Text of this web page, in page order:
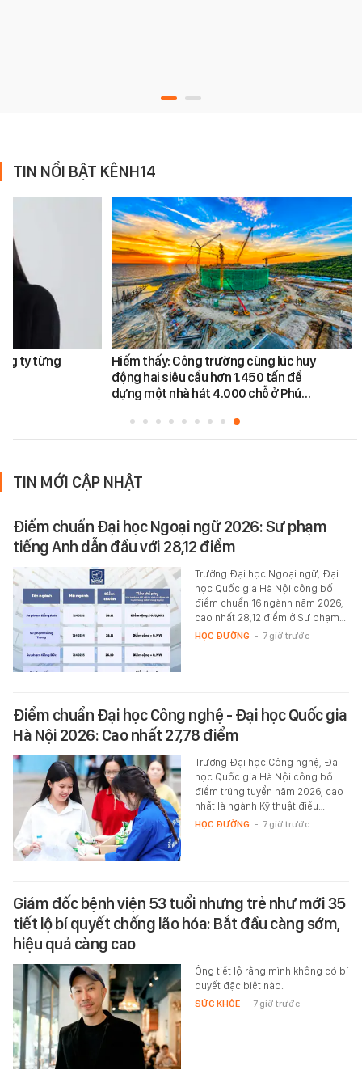
TIN NỔI BẬT KÊNH14
ty từng
Hiếm thấy: Công trường cùng lúc huy
động hai siêu cẩu hơn 1.450 tấn để
dựng một nhà hát 4.000 chỗ ở Phú…
TIN MỚI CẬP NHẬT
Điểm chuẩn Đại học Ngoại ngữ 2026: Sư phạm
tiếng Anh dẫn đầu với 28,12 điểm
Trường Đại học Ngoại ngữ, Đại
học Quốc gia Hà Nội công bố
điểm chuẩn 16 ngành năm 2026,
cao nhất 28,12 điểm ở Sư phạm…
HỌC ĐƯỜNG - 7 giờ trước
Điểm chuẩn Đại học Công nghệ - Đại học Quốc gia
Hà Nội 2026: Cao nhất 27,78 điểm
Trường Đại học Công nghệ, Đại
học Quốc gia Hà Nội công bố
điểm trúng tuyển năm 2026, cao
nhất là ngành Kỹ thuật điều…
HỌC ĐƯỜNG - 7 giờ trước
Giám đốc bệnh viện 53 tuổi nhưng trẻ như mới 35
tiết lộ bí quyết chống lão hóa: Bắt đầu càng sớm,
hiệu quả càng cao
Ông tiết lộ rằng mình không có bí
quyết đặc biệt nào.
SỨC KHỎE - 7 giờ trước